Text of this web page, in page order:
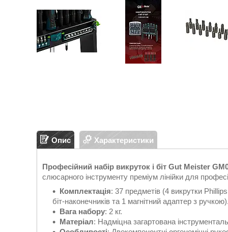
Опис Характеристики
Професійний набір викруток і біт Gut Meister
слюсарного інструменту преміум лінійки для
Комплектація: 37 предметів (4 викрутки
біт-наконечників та 1 магнітний адаптер з
Вага набору: 2 кг.
Матеріал: Надміцна загартована